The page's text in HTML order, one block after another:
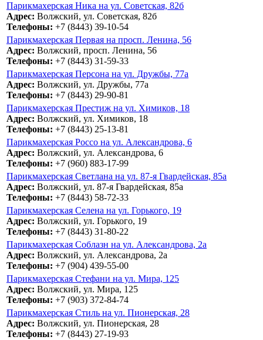
Парикмахерская Ника на ул. Советская, 82б
Адрес: Волжский, ул. Советская, 82б
Телефоны: +7 (8443) 39-10-54
Парикмахерская Первая на просп. Ленина, 56
Адрес: Волжский, просп. Ленина, 56
Телефоны: +7 (8443) 31-59-33
Парикмахерская Персона на ул. Дружбы, 77а
Адрес: Волжский, ул. Дружбы, 77а
Телефоны: +7 (8443) 29-90-81
Парикмахерская Престиж на ул. Химиков, 18
Адрес: Волжский, ул. Химиков, 18
Телефоны: +7 (8443) 25-13-81
Парикмахерская Россо на ул. Александрова, 6
Адрес: Волжский, ул. Александрова, 6
Телефоны: +7 (960) 883-17-99
Парикмахерская Светлана на ул. 87-я Гвардейская, 85а
Адрес: Волжский, ул. 87-я Гвардейская, 85а
Телефоны: +7 (8443) 58-72-33
Парикмахерская Селена на ул. Горького, 19
Адрес: Волжский, ул. Горького, 19
Телефоны: +7 (8443) 31-80-22
Парикмахерская Соблазн на ул. Александрова, 2а
Адрес: Волжский, ул. Александрова, 2а
Телефоны: +7 (904) 439-55-00
Парикмахерская Стефани на ул. Мира, 125
Адрес: Волжский, ул. Мира, 125
Телефоны: +7 (903) 372-84-74
Парикмахерская Стиль на ул. Пионерская, 28
Адрес: Волжский, ул. Пионерская, 28
Телефоны: +7 (8443) 27-19-93